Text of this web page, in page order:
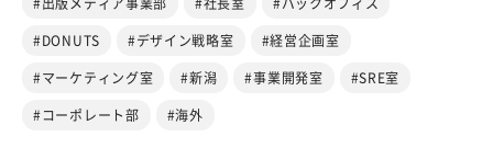
#出版メディア事業部 #社長室 #バックオフィス
#DONUTS #デザイン戦略室 #経営企画室
#マーケティング室 #新潟 #事業開発室 #SRE室
#コーポレート部 #海外